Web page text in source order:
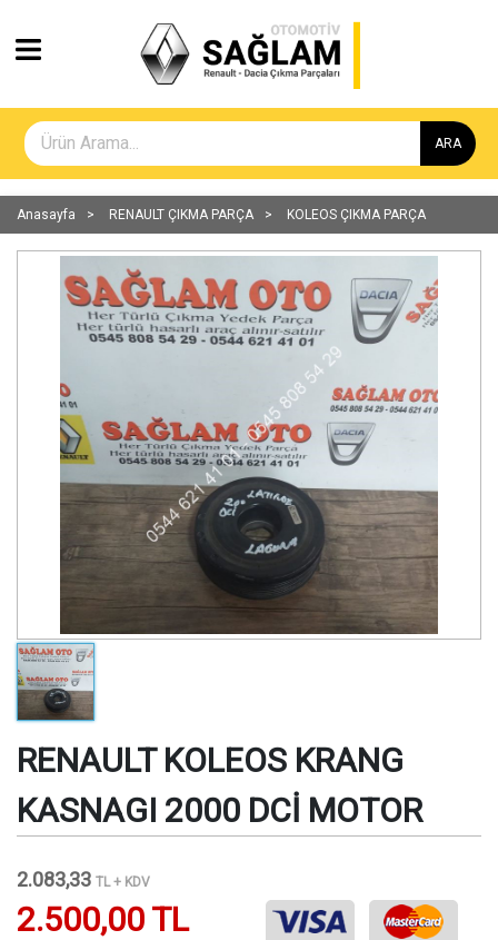
ARA
Anasayfa RENAULT ÇIKMA PARÇA KOLEOS ÇIKMA PARÇA
RENAULT KOLEOS KRANG
KASNAGI 2000 DCİ MOTOR
2.083,33 TL + KDV
2.500,00 TL